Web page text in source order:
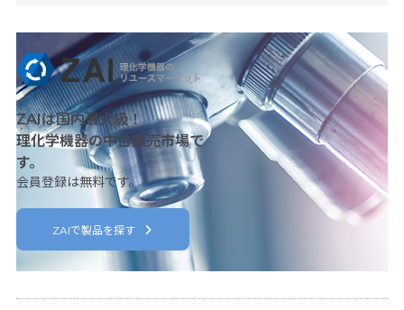
ZAIは国内最大級！
理化学機器の中古販売市場で
す。
会員登録は無料です。
ZAIで製品を探す